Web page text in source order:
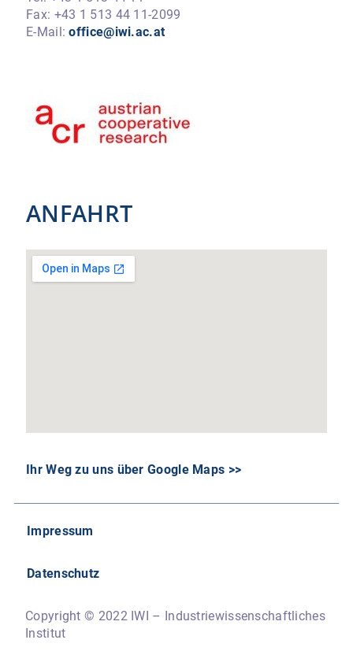
Fax: +43 1 513 44 11-2099
E-Mail:office@iwi.ac.at
ANFAHRT
Ihr Weg zu uns über Google Maps >>
Impressum
Datenschutz
Copyright © 2022 IWI – Industriewissenschaftliches
Institut